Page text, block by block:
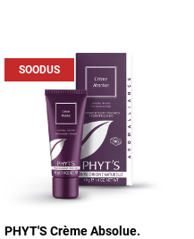
SOODUS
PHYT'S Crème Absolue.